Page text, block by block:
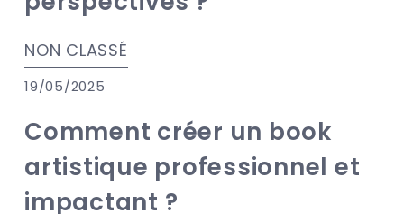
NON CLASSÉ
19/05/2025
Comment créer un book
artistique professionnel et
impactant ?